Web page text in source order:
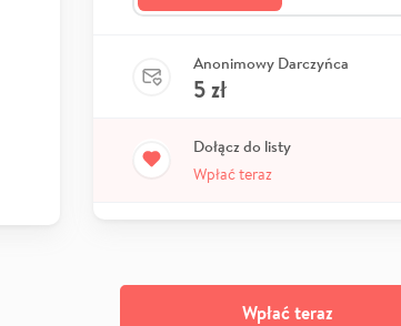
Anonimowy Darczyńca
5zł
Dołącz do listy
Wpłać teraz
Wpłać teraz